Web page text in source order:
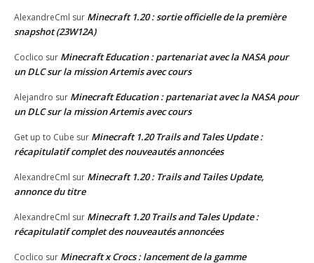
AlexandreCml sur Minecraft 1.20 : sortie officielle de la première
snapshot (23W12A)
Coclico sur Minecraft Education : partenariat avec la NASA pour
un DLC sur la mission Artemis avec cours
Alejandro sur Minecraft Education : partenariat avec la NASA pour
un DLC sur la mission Artemis avec cours
Get up to Cube sur Minecraft 1.20 Trails and Tales Update :
récapitulatif complet des nouveautés annoncées
AlexandreCml sur Minecraft 1.20 : Trails and Tailes Update,
annonce du titre
AlexandreCml sur Minecraft 1.20 Trails and Tales Update :
récapitulatif complet des nouveautés annoncées
Coclico sur Minecraft x Crocs : lancement de la gamme